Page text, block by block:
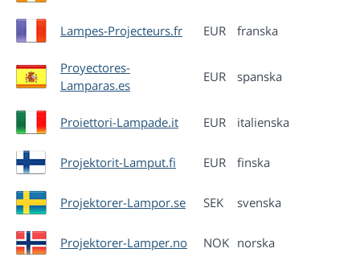
Lampes-Projecteurs.fr EUR franska
Proyectores-
Lamparas.es
EUR spanska
Proiettori-Lampade.it EUR italienska
Projektorit-Lamput.fi EUR finska
Projektorer-Lampor.se SEK svenska
Projektorer-Lamper.no NOK norska